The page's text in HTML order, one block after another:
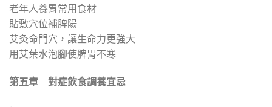
老年人養胃常用食材
貼敷穴位補脾陽
艾灸命門穴，讓生命力更強大
用艾葉水泡腳使脾胃不寒
第五章 對症飲食調養宜忌